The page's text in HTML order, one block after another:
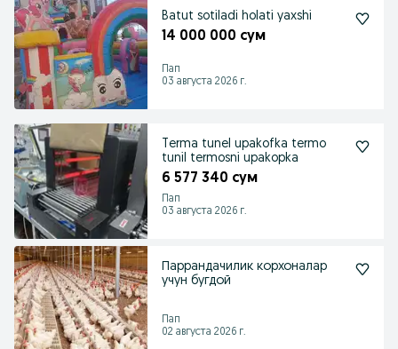
Batut sotiladi holati yaxshi
14 000 000 сум
Пап
03 августа 2026 г.
Terma tunel upakofka termo
tunil termosni upakopka
6 577 340 сум
Пап
03 августа 2026 г.
Паррандачилик корхоналар
учун бугдой
Пап
02 августа 2026 г.